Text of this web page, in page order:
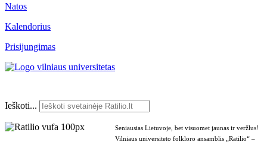
Natos
Kalendorius
Prisijungimas
Ieškoti...
Seniausias Lietuvoje, bet visuomet jaunas ir veržlus!
Vilniaus universiteto folkloro ansamblis „Ratilio“ –